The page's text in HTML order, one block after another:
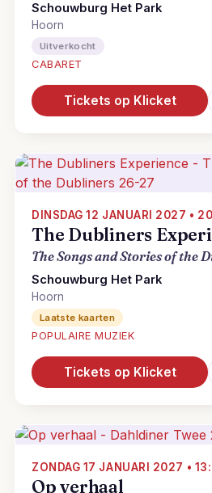
Schouwburg Het Park
Hoorn
Uitverkocht
CABARET
Tickets op Klicket
DINSDAG 12 JANUARI 2027 •
The Dubliners
The Songs and Stories of the
Schouwburg Het Park
Hoorn
Laatste kaarten
POPULAIRE MUZIEK
Tickets op Klicket
ZONDAG 17 JANUARI 2027 •
Op verhaal